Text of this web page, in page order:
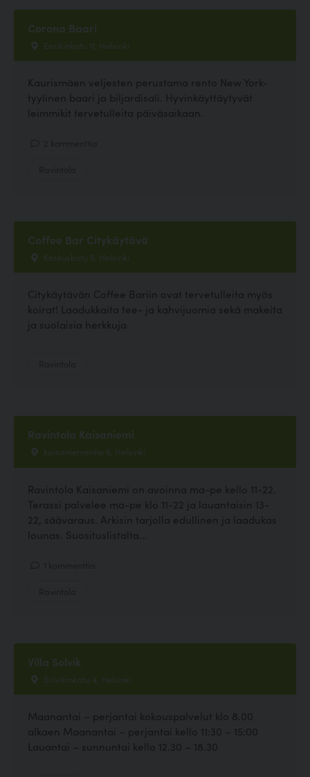
Corona Baari
Eerikinkatu 11, Helsinki
Kaurismäen veljesten perustama rento New York-
tyylinen baari ja biljardisali. Hyvinkäyttäytyvät
leimmikit tervetulleita päiväsaikaan.
Coffee Bar Citykäytävä
Keskuskatu 6, Helsinki
Citykäytävän Coffee Bariin ovat tervetulleita myös
koirat! Laadukkaita tee- ja kahvijuomia sekä makeita
ja suolaisia herkkuja.
Ravintola Kaisaniemi
kaisaniementie 6, Helsinki
Ravintola Kaisaniemi on avoinna ma-pe kello 11-22.
Terassi palvelee ma-pe klo 11-22 ja lauantaisin 13-
22, säävaraus. Arkisin tarjolla edullinen ja laadukas
lounas. Suosituslistalta...
Villa Solvik
Solvikinkatu 4, Helsinki
Maanantai – perjantai kokouspalvelut klo 8.00
alkaen Maanantai – perjantai kello 11:30 – 15:00
Lauantai – sunnuntai kello 12.30 – 18.30